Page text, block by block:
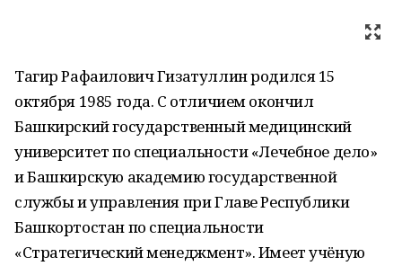
Тагир Рафаилович Гизатуллин родился 15
октября 1985 года. С отличием окончил
Башкирский государственный медицинский
университет по специальности «Лечебное дело»
и Башкирскую академию государственной
службы и управления при Главе Республики
Башкортостан по специальности
«Стратегический менеджмент». Имеет учёную